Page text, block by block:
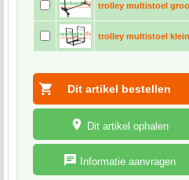
trolley multistoel
trolley multistoel
Dit artikel ophalen
Informatie aanvragen